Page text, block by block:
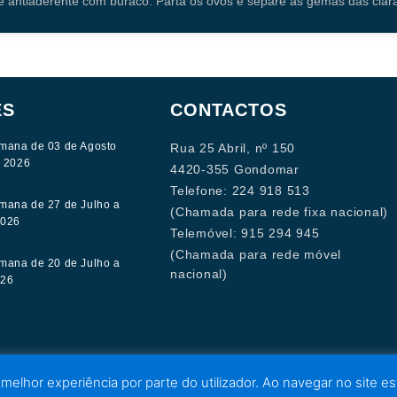
de 03 de Agosto
2026
de 27 de Julho a
de 20 de Julho a
CONTACTOS
Rua 25 Abril, nº 150
4420-355 Gondomar
Telefone: 224 918 513
(Chamada para rede fixa nacional)
Telemóvel: 915 294 945
(Chamada para rede móvel
nacional)
experiência por parte do utilizador. Ao navegar no site